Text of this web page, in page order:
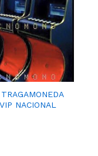
NACIONAL